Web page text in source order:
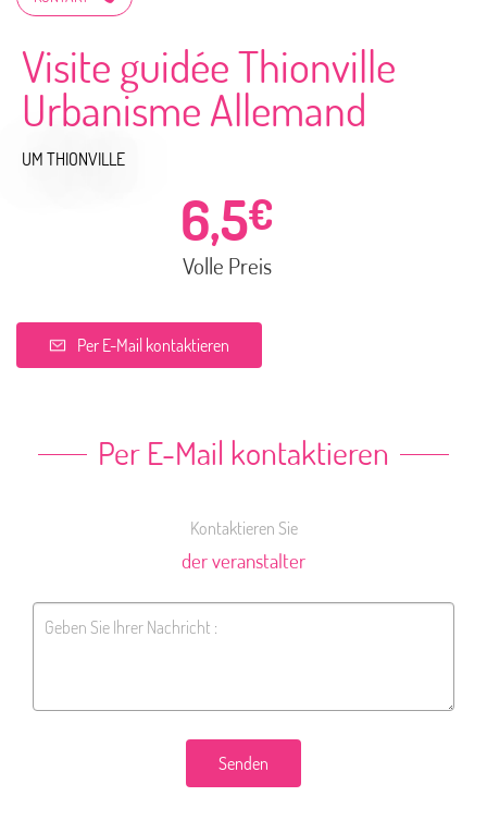
Visite guidée Thionville
Urbanisme Allemand
UM THIONVILLE
6,5€
Volle Preis
Per E-Mail kontaktieren
Per E-Mail kontaktieren
Kontaktieren Sie
der veranstalter
Senden